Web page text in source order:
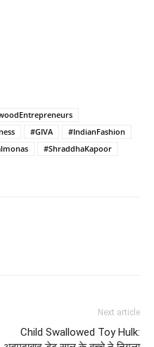
#GIVA
#IndianFashion
#ShraddhaKapoor
Next article
Child Swallowed Toy Hulk: